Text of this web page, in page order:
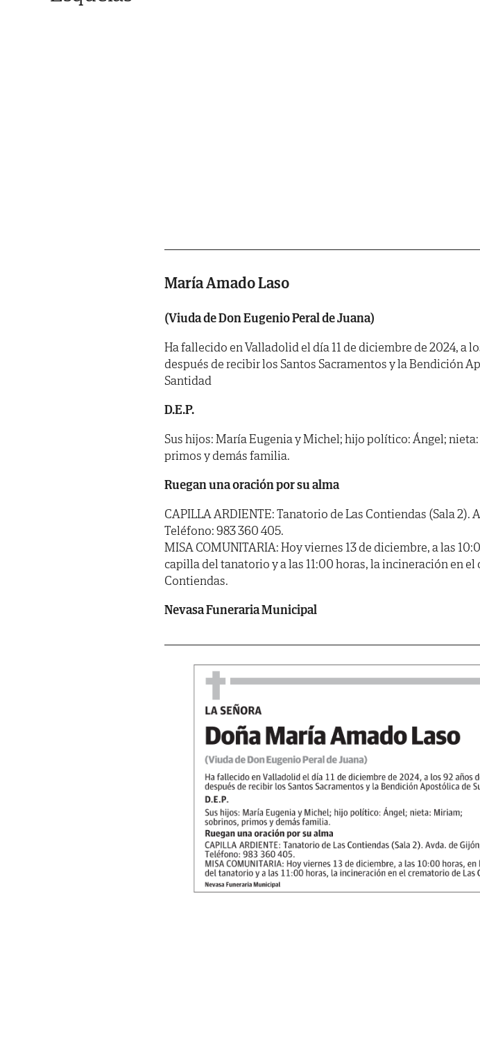
María Amado Laso
(Viuda de Don Eugenio Peral de Juana)
Ha fallecido en Valladolid el día 11 de diciembre de 2024, a
después de recibir los Santos Sacramentos y la Bendición
Santidad
D.E.P.
Sus hijos: María Eugenia y Michel; hijo político: Ángel;
primos y demás familia.
Ruegan una oración por su alma
CAPILLA ARDIENTE: Tanatorio de Las Contiendas (Sala 2).
Teléfono: 983 360 405.
MISA COMUNITARIA: Hoy viernes 13 de diciembre, a las
capilla del tanatorio y a las 11:00 horas, la incineración en el
Contiendas.
Nevasa Funeraria Municipal